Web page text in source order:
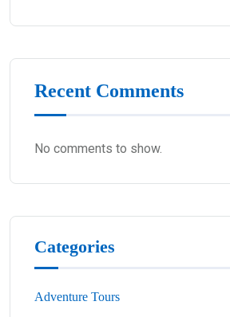
Recent Comments
No comments to show.
Categories
Adventure Tours